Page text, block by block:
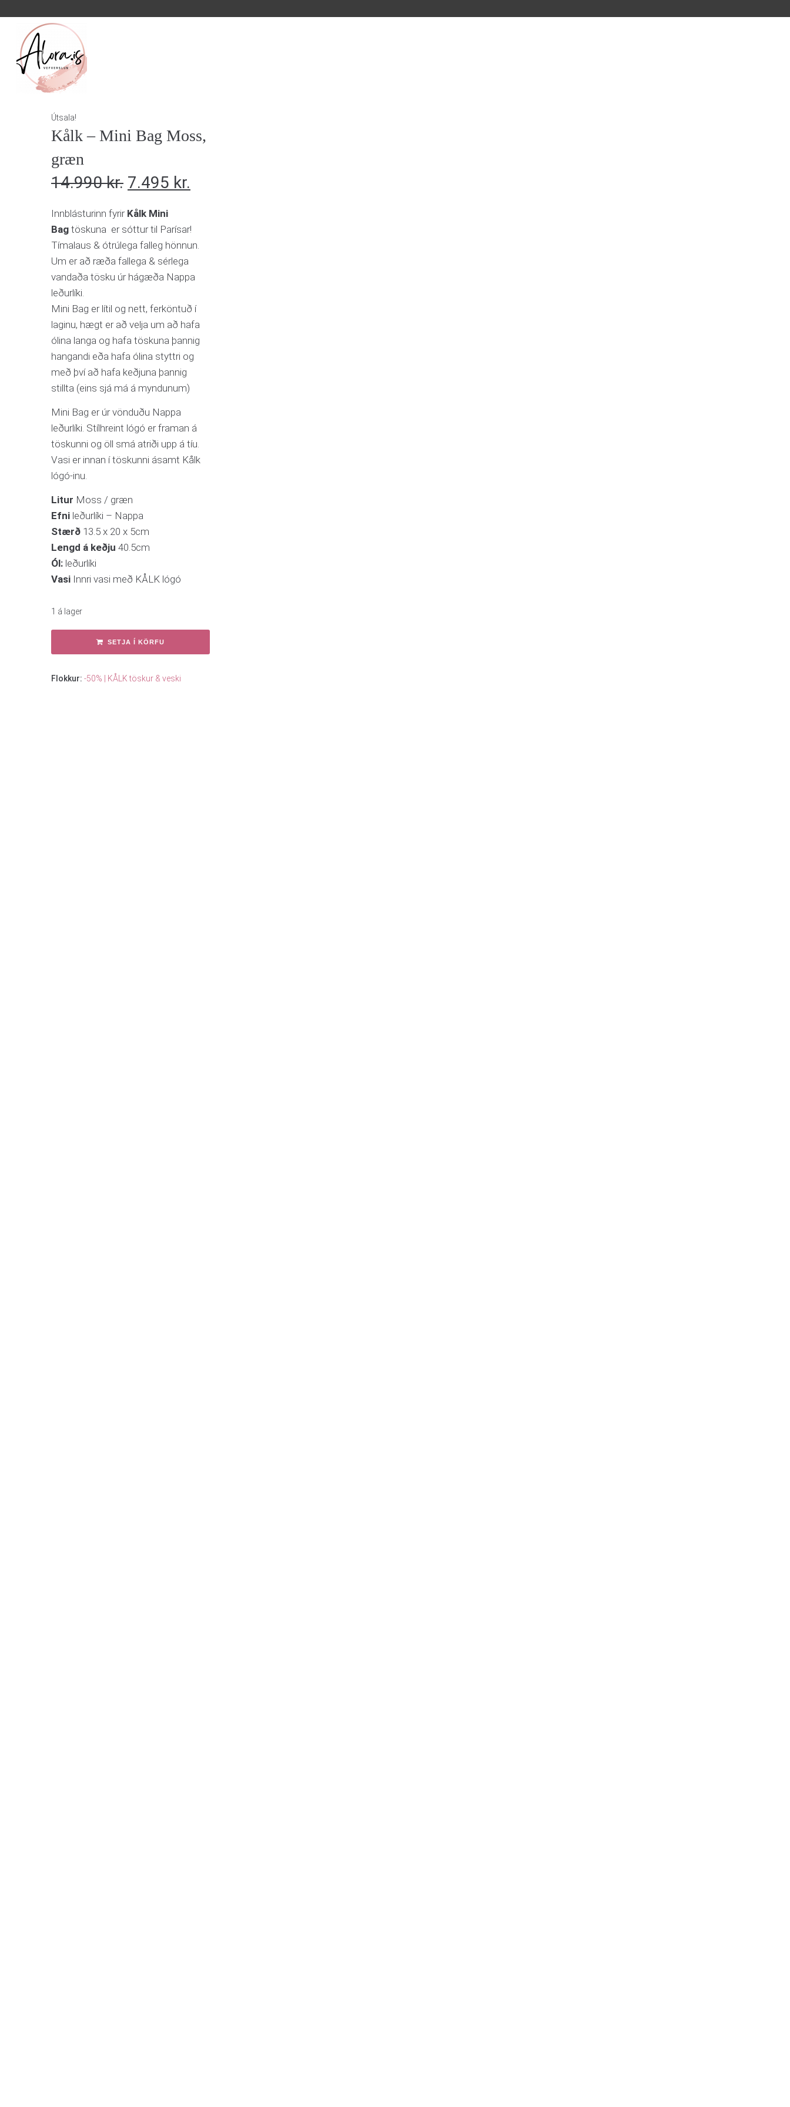
Útsala!
Kålk – Mini Bag Moss,
græn
14.990kr. 7.495 kr.
Innblásturinn fyrir Kålk Mini
Bag töskuna er sóttur til Parísar!
Tímalaus & ótrúlega falleg hönnun.
Um er að ræða fallega & sérlega
vandaða tösku úr hágæða Nappa
leðurlíki.
Mini Bag er lítil og nett, ferköntuð í
laginu, hægt er að velja um að hafa
ólina langa og hafa töskuna þannig
hangandi eða hafa ólina styttri og
með því að hafa keðjuna þannig
stillta (eins sjá má á myndunum)
Mini Bag er úr vönduðu Nappa
leðurlíki. Stílhreint lógó er framan á
töskunni og öll smá atriði upp á tíu.
Vasi er innan í töskunni ásamt Kålk
lógó-inu.
Litur Moss / græn
Efni leðurlíki – Nappa
Stærð 13.5 x 20 x 5cm
Lengd á keðju 40.5cm
Ól: leðurlíki
Vasi Innri vasi með KÅLK lógó
1 á lager
SETJA Í KÖRFU
Flokkur: -50% | KÅLK töskur & veski